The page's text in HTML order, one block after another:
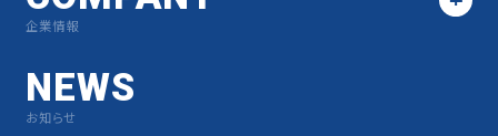
企業情報
NEWS
お知らせ